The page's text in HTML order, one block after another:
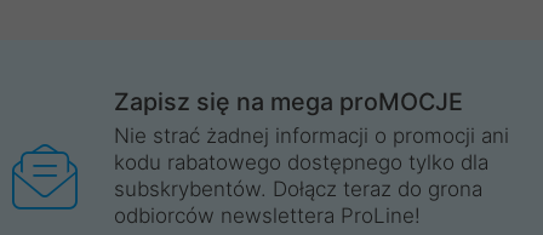
Zapisz się na mega proMOCJE
Nie strać żadnej informacji o promocji ani
kodu rabatowego dostępnego tylko dla
subskrybentów. Dołącz teraz do grona
odbiorców newslettera ProLine!